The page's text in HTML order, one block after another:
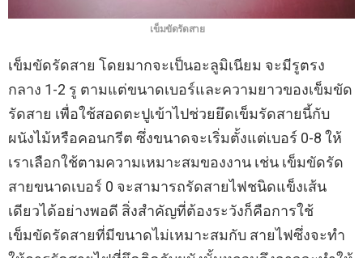
เข็มขัดรัดสาย
เข็มขัดรัดสาย โดยมากจะเป็นอะลูมิเนียม จะมีรูตรง
กลาง 1-2 รู ตามแต่ขนาดเบอร์และความยาวของเข็มขัด
รัดสาย เพื่อใช้สอดตะปูเข้าไปช่วยยึดเข็มรัดสายนี้กับ
ผนังไม้หรือคอนกรีต ซึ่งขนาดจะเริ่มตั้งแต่เบอร์ 0-8 ให้
เราเลือกใช้ตามความเหมาะสมของงาน เช่น เข็มขัดรัด
สายขนาดเบอร์ 0 จะสามารถรัดสายไฟชนิดแข็งเส้น
เดียวได้อย่างพอดี สิ่งสําคัญที่ต้องระวังก็คือการใช้
เข็มขัดรัดสายที่มีขนาดไม่เหมาะสมกับ สายไฟซึ่งจะทํา